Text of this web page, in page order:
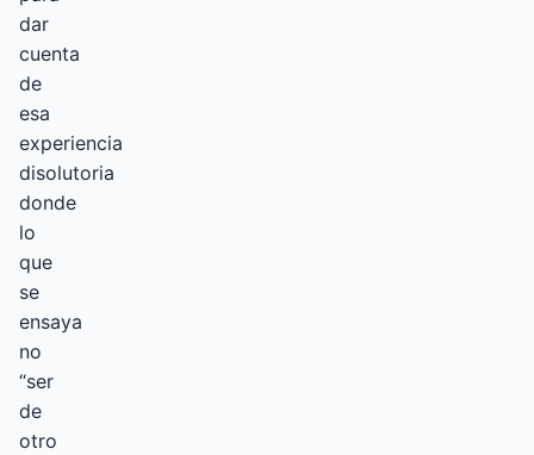
dar
cuenta
de
esa
experiencia
disolutoria
donde
lo
que
se
ensaya
no
“ser
de
otro